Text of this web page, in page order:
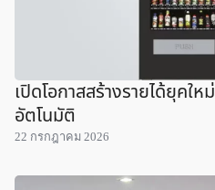
เปิดโอกาสสร้างรายได้ยุคใ
อัตโนมัติ
22 กรกฎาคม 2026